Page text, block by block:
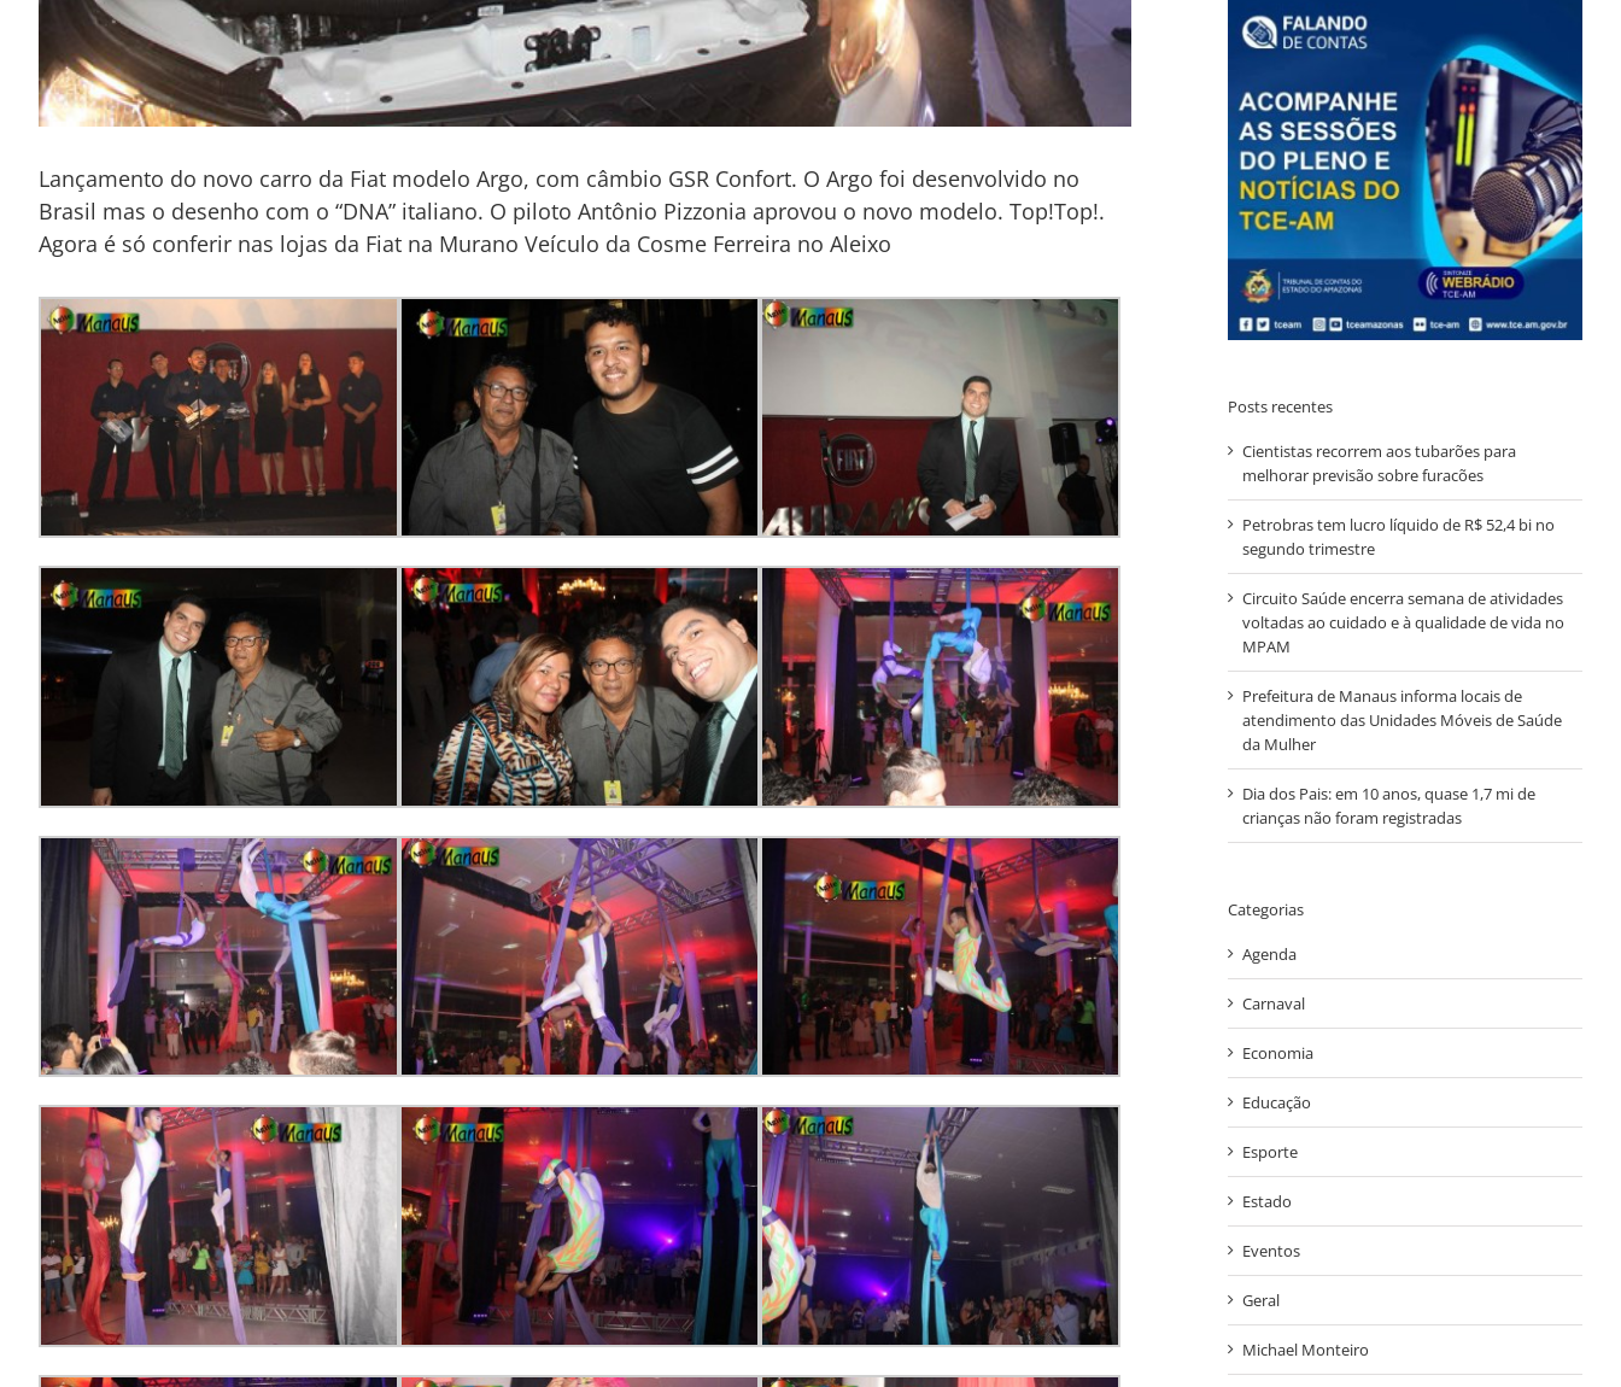
Lançamento do novo carro da Fiat modelo Argo, com câmbio GSR Confort. O Argo foi desenvolvido no
Brasil mas o desenho com o “DNA” italiano. O piloto Antônio Pizzonia aprovou o novo modelo. Top!Top!.
Agora é só conferir nas lojas da Fiat na Murano Veículo da Cosme Ferreira no Aleixo
Posts recentes
Cientistas recorrem aos tubarões para
melhorar previsão sobre furacões
Petrobras tem lucro líquido de R$ 52,4 bi no
segundo trimestre
Circuito Saúde encerra semana de atividades
voltadas ao cuidado e à qualidade de vida no
MPAM
Prefeitura de Manaus informa locais de
atendimento das Unidades Móveis de Saúde
da Mulher
Dia dos Pais: em 10 anos, quase 1,7 mi de
crianças não foram registradas
Categorias
Agenda
Carnaval
Economia
Educação
Esporte
Estado
Eventos
Geral
Michael Monteiro